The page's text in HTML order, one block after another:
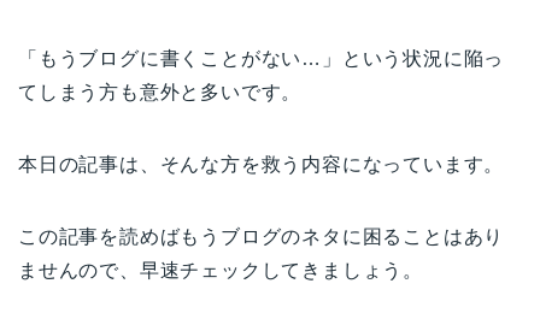
「もうブログに書くことがない…」という状況に陥っ
てしまう方も意外と多いです。
本日の記事は、そんな方を救う内容になっています。
この記事を読めばもうブログのネタに困ることはあり
ませんので、早速チェックしてきましょう。